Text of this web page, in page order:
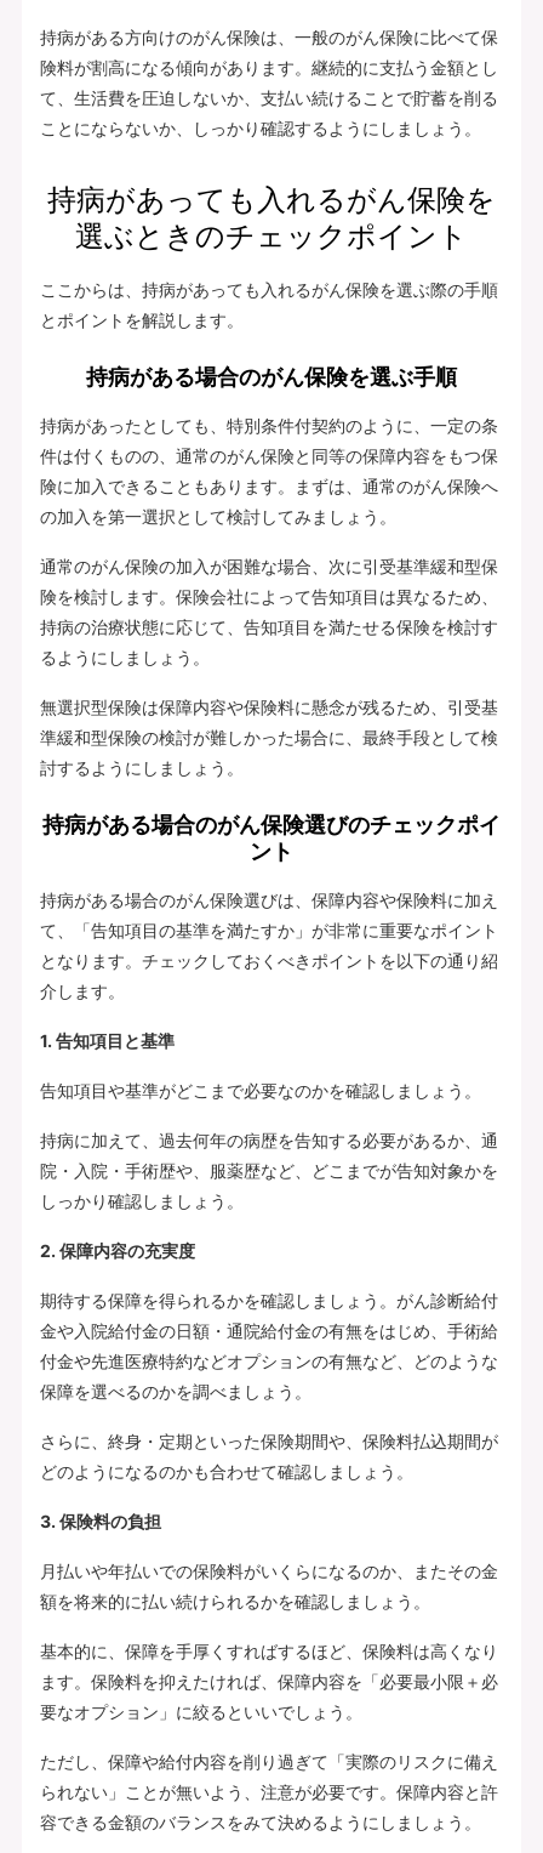
持病がある方向けのがん保険は、一般のがん保険に比べて保
険料が割高になる傾向があります。継続的に支払う金額とし
て、生活費を圧迫しないか、支払い続けることで貯蓄を削る
ことにならないか、しっかり確認するようにしましょう。
持病があっても入れるがん保険を
選ぶときのチェックポイント
ここからは、持病があっても入れるがん保険を選ぶ際の手順
とポイントを解説します。
持病がある場合のがん保険を選ぶ手順
持病があったとしても、特別条件付契約のように、一定の条
件は付くものの、通常のがん保険と同等の保障内容をもつ保
険に加入できることもあります。まずは、通常のがん保険へ
の加入を第一選択として検討してみましょう。
通常のがん保険の加入が困難な場合、次に引受基準緩和型保
険を検討します。保険会社によって告知項目は異なるため、
持病の治療状態に応じて、告知項目を満たせる保険を検討す
るようにしましょう。
無選択型保険は保障内容や保険料に懸念が残るため、引受基
準緩和型保険の検討が難しかった場合に、最終手段として検
討するようにしましょう。
持病がある場合のがん保険選びのチェックポイ
ント
持病がある場合のがん保険選びは、保障内容や保険料に加え
て、「告知項目の基準を満たすか」が非常に重要なポイント
となります。チェックしておくべきポイントを以下の通り紹
介します。
1. 告知項目と基準
告知項目や基準がどこまで必要なのかを確認しましょう。
持病に加えて、過去何年の病歴を告知する必要があるか、通
院・入院・手術歴や、服薬歴など、どこまでが告知対象かを
しっかり確認しましょう。
2. 保障内容の充実度
期待する保障を得られるかを確認しましょう。がん診断給付
金や入院給付金の日額・通院給付金の有無をはじめ、手術給
付金や先進医療特約などオプションの有無など、どのような
保障を選べるのかを調べましょう。
さらに、終身・定期といった保険期間や、保険料払込期間が
どのようになるのかも合わせて確認しましょう。
3. 保険料の負担
月払いや年払いでの保険料がいくらになるのか、またその金
額を将来的に払い続けられるかを確認しましょう。
基本的に、保障を手厚くすればするほど、保険料は高くなり
ます。保険料を抑えたければ、保障内容を「必要最小限＋必
要なオプション」に絞るといいでしょう。
ただし、保障や給付内容を削り過ぎて「実際のリスクに備え
られない」ことが無いよう、注意が必要です。保障内容と許
容できる金額のバランスをみて決めるようにしましょう。